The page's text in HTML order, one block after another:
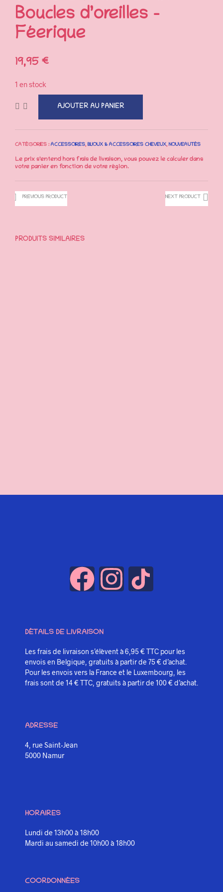
Boucles d’oreilles –
Féerique
19,95 €
1 en stock
AJOUTER AU PANIER
CATÉGORIES : ACCESSOIRES, BIJOUX & ACCESSOIRES CHEVEUX, NOUVEAUTÉS
PREVIOUS PRODUCT NEXT PRODUCT
PRODUITS SIMILAIRES
DÉTAILS DE LIVRAISON
Les frais de livraison s’élèvent à 6,95 € TTC pour les
envois en Belgique, gratuits à partir de 75 € d’achat.
Pour les envois vers la France et le Luxembourg, les
frais sont de 14 € TTC, gratuits à partir de 100 € d’achat.
ADRESSE
4, rue Saint-Jean
5000 Namur
HORAIRES
Lundi de 13h00 à 18h00
Mardi au samedi de 10h00 à 18h00
COORDONNÉES